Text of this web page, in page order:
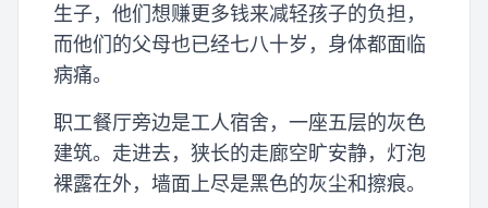
生子，他们想赚更多钱来减轻孩子的负担，
而他们的父母也已经七八十岁，身体都面临
病痛。
职工餐厅旁边是工人宿舍，一座五层的灰色
建筑。走进去，狭长的走廊空旷安静，灯泡
裸露在外，墙面上尽是黑色的灰尘和擦痕。